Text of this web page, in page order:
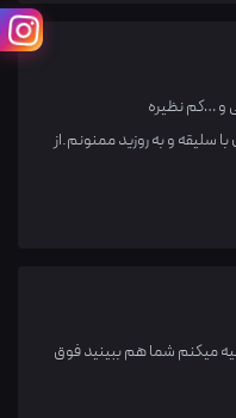
و …کم نظیره
سلیقه و به روزید ممنونم.از
میکنم شما هم ببینید فوق